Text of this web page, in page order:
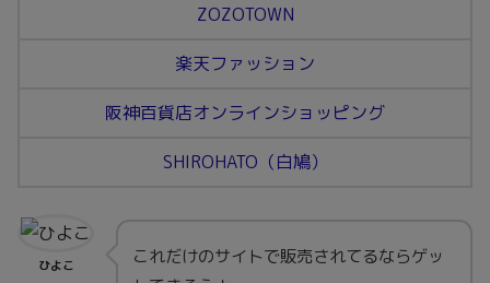
ZOZOTOWN
楽天ファッション
阪神百貨店オンラインショッピング
SHIROHATO（白鳩）
ひよこ
これだけのサイトで販売されてるならゲッ